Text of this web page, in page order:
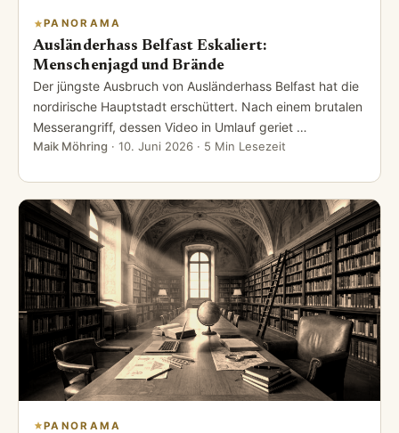
PANORAMA
Ausländerhass Belfast Eskaliert:
Menschenjagd und Brände
Der jüngste Ausbruch von Ausländerhass Belfast hat die
nordirische Hauptstadt erschüttert. Nach einem brutalen
Messerangriff, dessen Video in Umlauf geriet …
Maik Möhring · 10. Juni 2026 · 5 Min Lesezeit
PANORAMA